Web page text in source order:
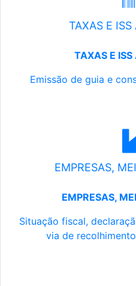
TAXAS E
TAXAS E
Emissão de guia e
EMPRESAS,
EMPRESAS,
Situação fiscal,
via de